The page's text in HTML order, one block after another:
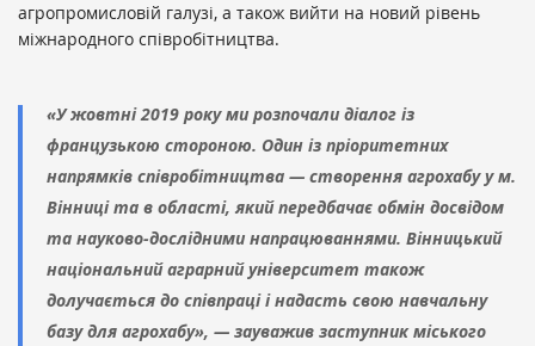
агропромисловій галузі, а також вийти на новий рівень
міжнародного співробітництва.
«У жовтні 2019 року ми розпочали діалог із
французькою стороною. Один із пріоритетних
напрямків співробітництва — створення агрохабу у м.
Вінниці та в області, який передбачає обмін досвідом
та науково-дослідними напрацюваннями. Вінницький
національний аграрний університет також
долучається до співпраці і надасть свою навчальну
базу для агрохабу», — зауважив заступник міського